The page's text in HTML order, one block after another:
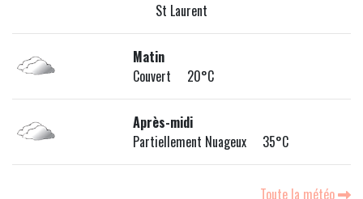
St Laurent
Matin
Couvert 20°C
Après-midi
Partiellement Nuageux 35°C
Toute la météo